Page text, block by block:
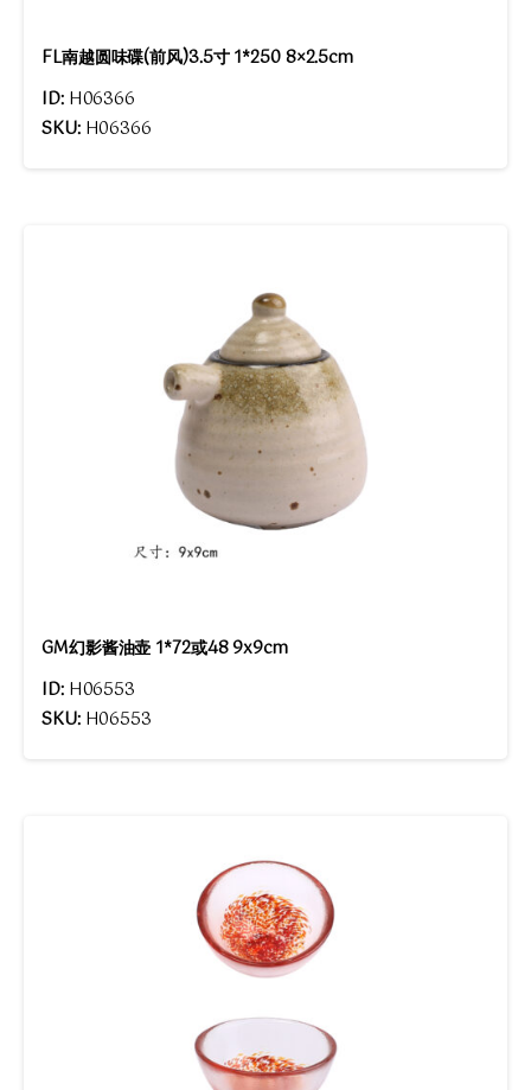
FL南越圆味碟(前风)3.5寸 1*250 8×2.5cm
ID: H06366
SKU: H06366
GM幻影酱油壶 1*72或48 9x9cm
ID: H06553
SKU: H06553